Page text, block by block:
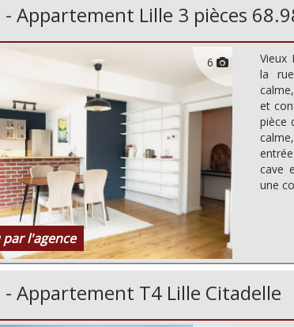
- Appartement Lille 3 pièces
6
par l'agence
Vieux
la
et
pièce
cave
une
- Appartement T4 Lille Citadelle